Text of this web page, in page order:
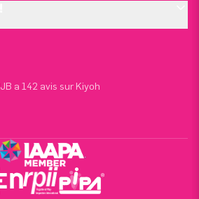
JB a 142 avis sur Kiyoh